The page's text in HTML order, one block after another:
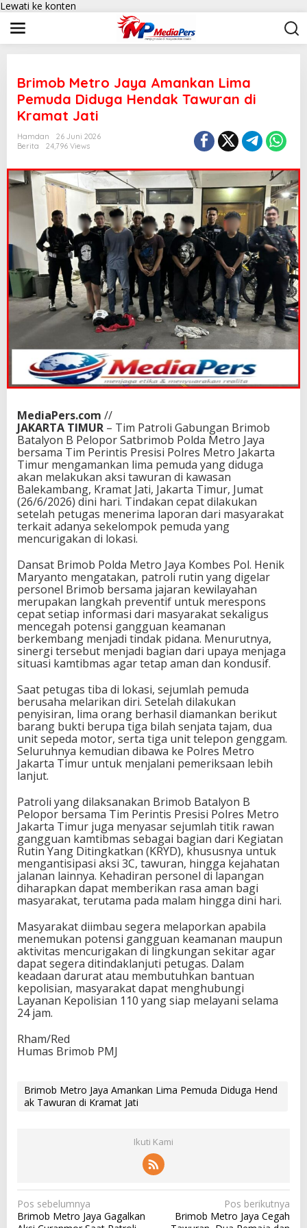
Lewati ke konten
Brimob Metro Jaya Amankan Lima
Pemuda Diduga Hendak Tawuran di
Kramat Jati
Hamdan
26 Juni 2026
Berita
24,796 Views
MediaPers.com //
JAKARTA TIMUR – Tim Patroli Gabungan Brimob
Batalyon B Pelopor Satbrimob Polda Metro Jaya
bersama Tim Perintis Presisi Polres Metro Jakarta
Timur mengamankan lima pemuda yang diduga
akan melakukan aksi tawuran di kawasan
Balekambang, Kramat Jati, Jakarta Timur, Jumat
(26/6/2026) dini hari. Tindakan cepat dilakukan
setelah petugas menerima laporan dari masyarakat
terkait adanya sekelompok pemuda yang
mencurigakan di lokasi.
Dansat Brimob Polda Metro Jaya Kombes Pol. Henik
Maryanto mengatakan, patroli rutin yang digelar
personel Brimob bersama jajaran kewilayahan
merupakan langkah preventif untuk merespons
cepat setiap informasi dari masyarakat sekaligus
mencegah potensi gangguan keamanan
berkembang menjadi tindak pidana. Menurutnya,
sinergi tersebut menjadi bagian dari upaya menjaga
situasi kamtibmas agar tetap aman dan kondusif.
Saat petugas tiba di lokasi, sejumlah pemuda
berusaha melarikan diri. Setelah dilakukan
penyisiran, lima orang berhasil diamankan berikut
barang bukti berupa tiga bilah senjata tajam, dua
unit sepeda motor, serta tiga unit telepon genggam.
Seluruhnya kemudian dibawa ke Polres Metro
Jakarta Timur untuk menjalani pemeriksaan lebih
lanjut.
Patroli yang dilaksanakan Brimob Batalyon B
Pelopor bersama Tim Perintis Presisi Polres Metro
Jakarta Timur juga menyasar sejumlah titik rawan
gangguan kamtibmas sebagai bagian dari Kegiatan
Rutin Yang Ditingkatkan (KRYD), khususnya untuk
mengantisipasi aksi 3C, tawuran, hingga kejahatan
jalanan lainnya. Kehadiran personel di lapangan
diharapkan dapat memberikan rasa aman bagi
masyarakat, terutama pada malam hingga dini hari.
Masyarakat diimbau segera melaporkan apabila
menemukan potensi gangguan keamanan maupun
aktivitas mencurigakan di lingkungan sekitar agar
dapat segera ditindaklanjuti petugas. Dalam
keadaan darurat atau membutuhkan bantuan
kepolisian, masyarakat dapat menghubungi
Layanan Kepolisian 110 yang siap melayani selama
24 jam.
Rham/Red
Humas Brimob PMJ
Brimob Metro Jaya Amankan Lima Pemuda Diduga Hend
ak Tawuran di Kramat Jati
Ikuti Kami
N
a
Pos sebelumnya
Brimob Metro Jaya Gagalkan
Pos berikutnya
Brimob Metro Jaya Cegah